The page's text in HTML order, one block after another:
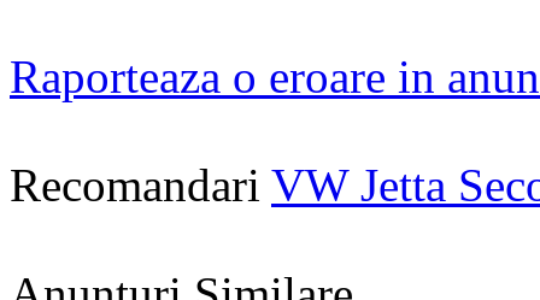
Raporteaza o eroare in
Recomandari VW Jetta